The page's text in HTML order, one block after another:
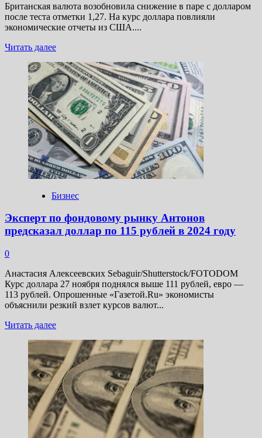
Британская валюта возобновила снижение в паре с долларом
после теста отметки 1,27. На курс доллара повлияли
экономические отчеты из США....
Читать далееПрочитать
о
GBP/USD
прогноз
Фунт
Доллар
на
29
ноября
2024
Бизнес
Эксперт по фондовому рынку Антонов
предсказал доллар по 115 рублей в 2024 году
0
Анастасия Алексеевских Sebaguir/Shutterstock/FOTODOM
Курс доллара 27 ноября поднялся выше 111 рублей, евро —
113 рублей. Опрошенные «Газетой.Ru» экономисты
объяснили резкий взлет курсов валют...
Читать далееПрочитать
Эксперт
по фондовому
рынку
Антонов
предсказал
доллар
по 115
рублей